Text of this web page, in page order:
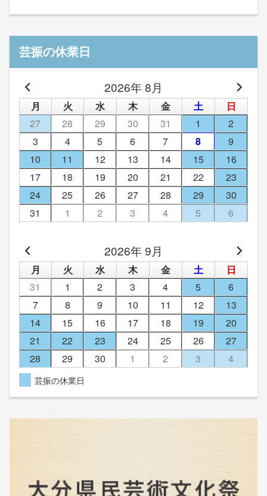
芸振の休業日
2026年 8月
月 火 水 木 金 土
日
27
28 29 30 31 1
2
3
4 5 6 7 8
9
10
11 12 13 14 15
16
17
18 19 20 21 22
23
24
25 26 27 28 29
30
31
1 2 3 4 5 6
2026年 9月
月 火 水 木 金 土
日
31
1 2 3 4 5
6
7
8 9 10 11 12
13
14
15 16 17 18 19
20
21
22 23 24 25 26
27
28
29 30 1 2 3 4
芸振の休業日